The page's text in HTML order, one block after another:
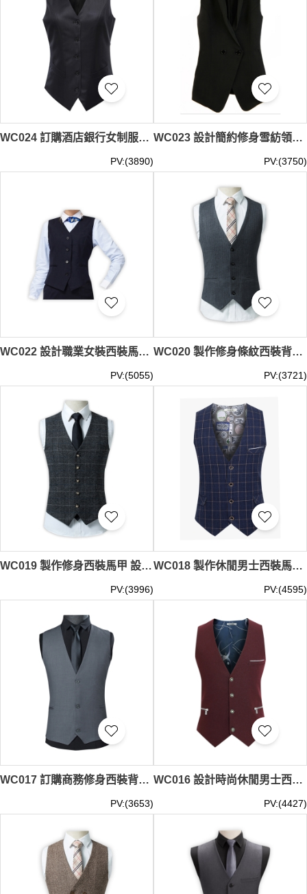
WC024 訂購酒店銀行女制服西裝背心 設計商務修身馬甲 度身訂造西裝背心 西裝背心專門店 黑色
PV:(3890)
WC023 設計簡約修身雪紡領西裝馬甲 雙排扣中長西裝背心 網上下單女款西裝棉背心 黑色
PV:(3750)
WC022 設計職業女裝西裝馬甲 職業馬甲背心西裝 酒店工作服空姐制服西裝背心 黑色
PV:(5055)
WC020 製作修身條紋西裝背心 男士商務休閒西裝馬甲 英倫復古背心坎肩 西裝背心專營 灰色
PV:(3721)
WC019 製作修身西裝馬甲 設計英倫風格子西裝背心 休閒格子西裝 馬甲男士背心坎肩 黑色
PV:(3996)
WC018 製作休閒男士西裝馬甲 訂購修身西裝背心 英倫格子西裝背心 背心坎肩供應商 藍色
PV:(4595)
WC017 訂購商務修身西裝背心 灰色男士西裝馬甲 休閒西服背心 職業馬甲男背心 灰色
PV:(3653)
WC016 設計時尚休閒男士西服馬甲 訂購修身西裝馬甲 背心男英倫拉鏈袋 馬甲專門店 酒紅色
PV:(4427)